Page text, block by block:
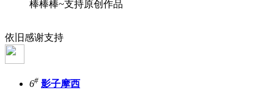
棒棒棒~支持原创作品
依旧感谢支持
6# 影子摩西